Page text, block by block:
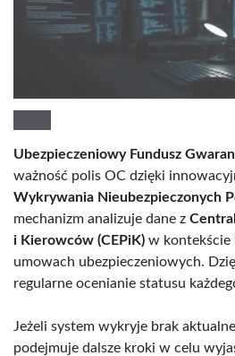
Ubezpieczeniowy Fundusz
ważność polis OC dzięki
Wykrywania Nieubezpieczonych
mechanizm analizuje dane z
i Kierowców (CEPiK) w kontekście
umowach ubezpieczeniowych.
regularne ocenianie statusu
Jeżeli system wykryje brak
podejmuje dalsze kroki w celu